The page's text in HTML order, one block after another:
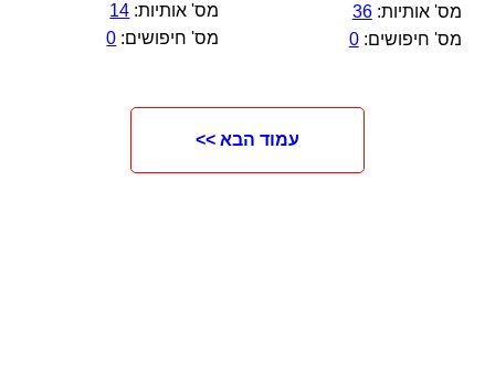
מס' אותיות:36
מס' חיפושים:0
מס' אותיות: 14
מס' חיפושים: 0
עמוד הבא >>